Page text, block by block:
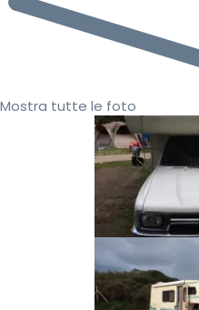
Mostra tutte le foto